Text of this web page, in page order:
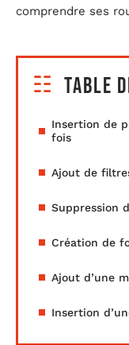
comprendre ses
Table
Insertion de
fois
Ajout de
Suppression
Création de
Ajout d’une
Insertion